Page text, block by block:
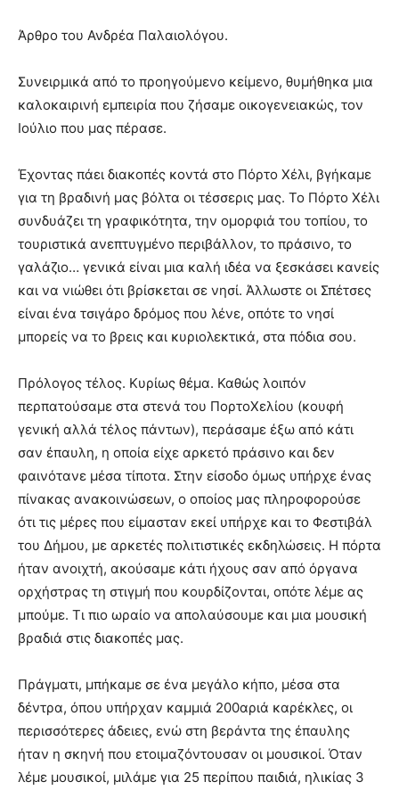
Άρθρο του Ανδρέα Παλαιολόγου.
Συνειρμικά από το προηγούμενο κείμενο, θυμήθηκα μια
καλοκαιρινή εμπειρία που ζήσαμε οικογενειακώς, τον
Ιούλιο που μας πέρασε.
Έχοντας πάει διακοπές κοντά στο Πόρτο Χέλι, βγήκαμε
για τη βραδινή μας βόλτα οι τέσσερις μας. Το Πόρτο Χέλι
συνδυάζει τη γραφικότητα, την ομορφιά του τοπίου, το
τουριστικά ανεπτυγμένο περιβάλλον, το πράσινο, το
γαλάζιο… γενικά είναι μια καλή ιδέα να ξεσκάσει κανείς
και να νιώθει ότι βρίσκεται σε νησί. Άλλωστε οι Σπέτσες
είναι ένα τσιγάρο δρόμος που λένε, οπότε το νησί
μπορείς να το βρεις και κυριολεκτικά, στα πόδια σου.
Πρόλογος τέλος. Κυρίως θέμα. Καθώς λοιπόν
περπατούσαμε στα στενά του ΠορτοΧελίου (κουφή
γενική αλλά τέλος πάντων), περάσαμε έξω από κάτι
σαν έπαυλη, η οποία είχε αρκετό πράσινο και δεν
φαινότανε μέσα τίποτα. Στην είσοδο όμως υπήρχε ένας
πίνακας ανακοινώσεων, ο οποίος μας πληροφορούσε
ότι τις μέρες που είμασταν εκεί υπήρχε και το Φεστιβάλ
του Δήμου, με αρκετές πολιτιστικές εκδηλώσεις. Η πόρτα
ήταν ανοιχτή, ακούσαμε κάτι ήχους σαν από όργανα
ορχήστρας τη στιγμή που κουρδίζονται, οπότε λέμε ας
μπούμε. Τι πιο ωραίο να απολαύσουμε και μια μουσική
βραδιά στις διακοπές μας.
Πράγματι, μπήκαμε σε ένα μεγάλο κήπο, μέσα στα
δέντρα, όπου υπήρχαν καμμιά 200αριά καρέκλες, οι
περισσότερες άδειες, ενώ στη βεράντα της έπαυλης
ήταν η σκηνή που ετοιμαζόντουσαν οι μουσικοί. Όταν
λέμε μουσικοί, μιλάμε για 25 περίπου παιδιά, ηλικίας 3